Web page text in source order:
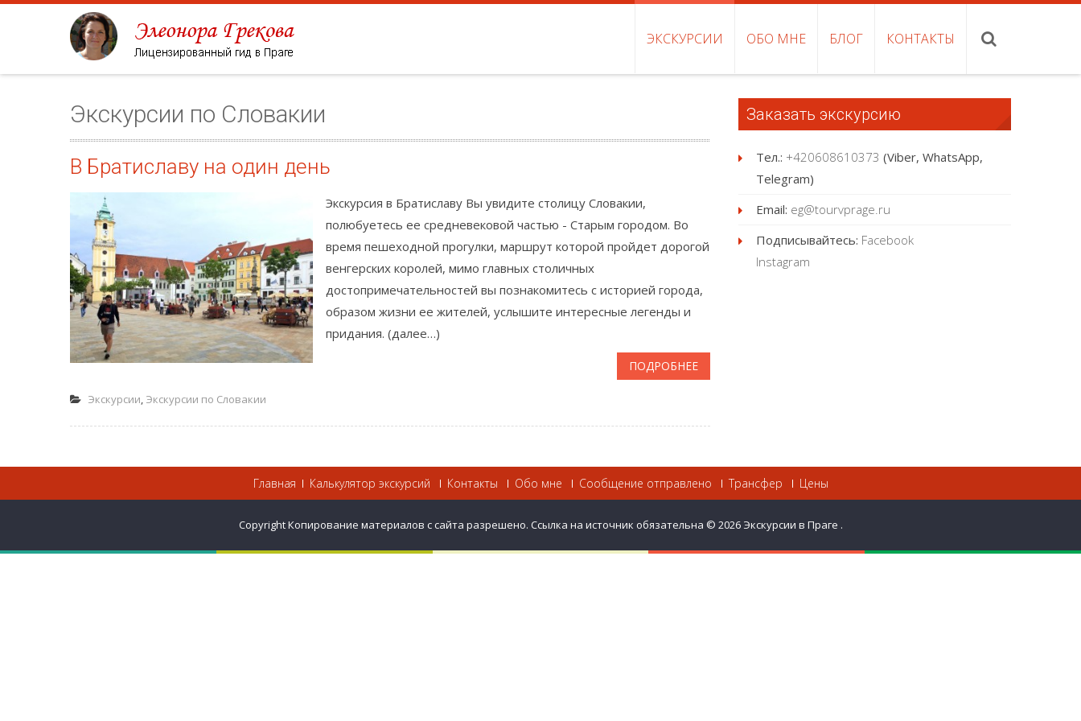
ЭКСКУРСИИ ОБО МНЕ БЛОГ КОНТАКТЫ
Экскурсии по Словакии
В Братиславу на один день
Экскурсия в Братиславу Вы увидите столицу Словакии,
полюбуетесь ее средневековой частью - Старым городом. Во
время пешеходной прогулки, маршрут которой пройдет дорогой
венгерских королей, мимо главных столичных
достопримечательностей вы познакомитесь с историей города,
образом жизни ее жителей, услышите интересные легенды и
придания. (далее…)
ПОДРОБНЕЕ
Экскурсии, Экскурсии по Словакии
Заказать экскурсию
Тел.: +420608610373 (Viber, WhatsApp,
Telegram)
Email: eg@tourvprage.ru
Подписывайтесь: Facebook
Instagram
Главная Калькулятор экскурсий Контакты Обо мне Сообщение отправлено Трансфер Цены
Copyright Копирование материалов с сайта разрешено. Ссылка на источник обязательна © 2026 Экскурсии в Праге .